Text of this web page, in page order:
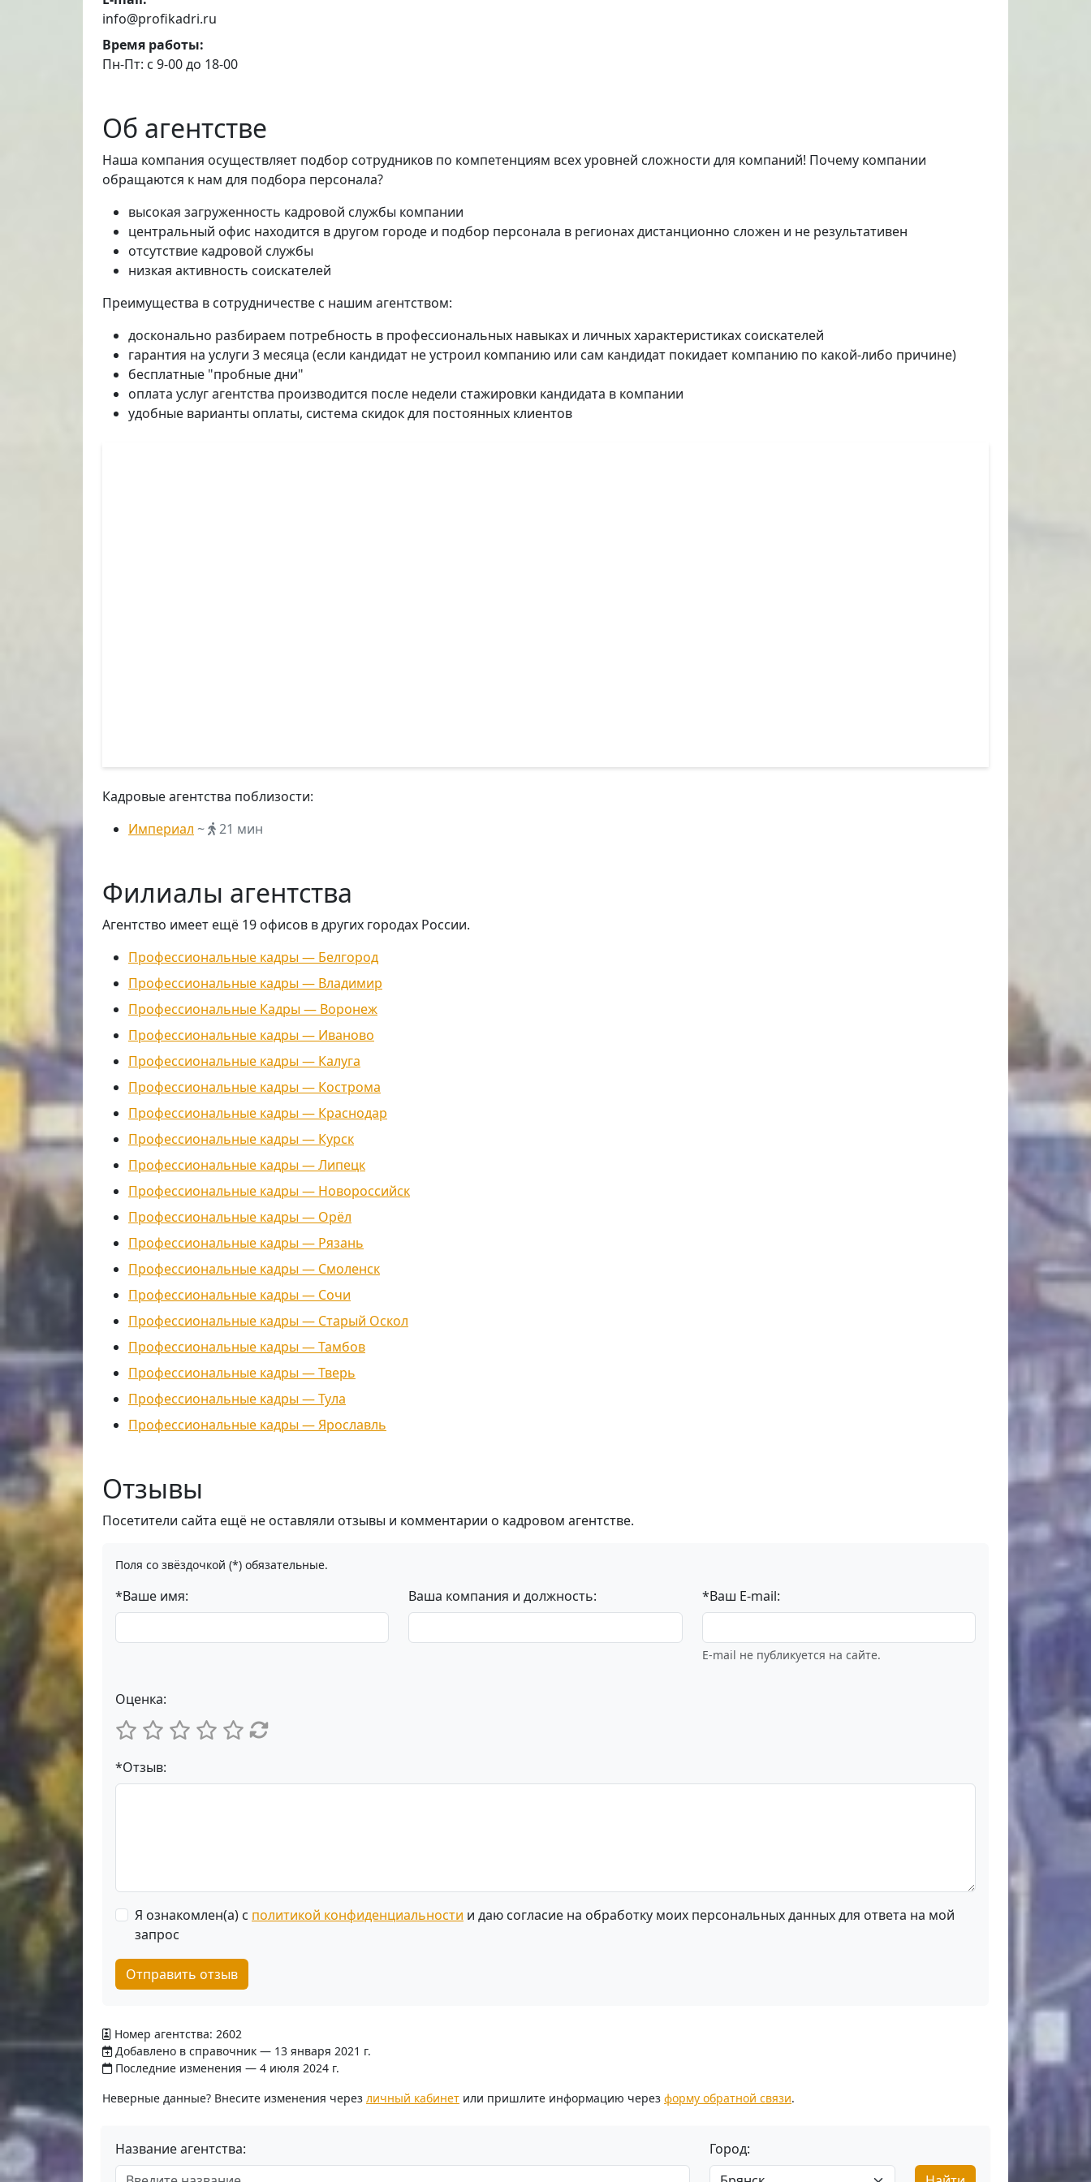
info@profikadri.ru
Время работы:
Пн-Пт: с 9-00 до 18-00
Об агентстве
Наша компания осуществляет подбор сотрудников по компетенциям всех уровней сложности для компаний! Почему компании
обращаются к нам для подбора персонала?
высокая загруженность кадровой службы компании
центральный офис находится в другом городе и подбор персонала в регионах дистанционно сложен и не результативен
отсутствие кадровой службы
низкая активность соискателей
Преимущества в сотрудничестве с нашим агентством:
досконально разбираем потребность в профессиональных навыках и личных характеристиках соискателей
гарантия на услуги 3 месяца (если кандидат не устроил компанию или сам кандидат покидает компанию по какой-либо причине)
бесплатные "пробные дни"
оплата услуг агентства производится после недели стажировки кандидата в компании
удобные варианты оплаты, система скидок для постоянных клиентов
Кадровые агентства поблизости:
Империал ~ 21 мин
Филиалы агентства
Агентство имеет ещё 19 офисов в других городах России.
Профессиональные кадры — Белгород
Профессиональные кадры — Владимир
Профессиональные Кадры — Воронеж
Профессиональные кадры — Иваново
Профессиональные кадры — Калуга
Профессиональные кадры — Кострома
Профессиональные кадры — Краснодар
Профессиональные кадры — Курск
Профессиональные кадры — Липецк
Профессиональные кадры — Новороссийск
Профессиональные кадры — Орёл
Профессиональные кадры — Рязань
Профессиональные кадры — Смоленск
Профессиональные кадры — Сочи
Профессиональные кадры — Старый Оскол
Профессиональные кадры — Тамбов
Профессиональные кадры — Тверь
Профессиональные кадры — Тула
Профессиональные кадры — Ярославль
Отзывы
Посетители сайта ещё не оставляли отзывы и комментарии о кадровом агентстве.
Поля со звёздочкой (*) обязательные.
*Ваше имя: Ваша компания и должность: *Ваш E-mail:
E-mail не публикуется на сайте.
Оценка:
*Отзыв:
Я ознакомлен(а) с политикой конфиденциальности и даю согласие на обработку моих персональных данных для ответа на мой
запрос
Отправить отзыв
Номер агентства: 2602
Добавлено в справочник — 13 января 2021 г.
Последние изменения — 4 июля 2024 г.
Неверные данные? Внесите изменения через личный кабинет или пришлите информацию через форму обратной связи.
Название агентства:
Город: